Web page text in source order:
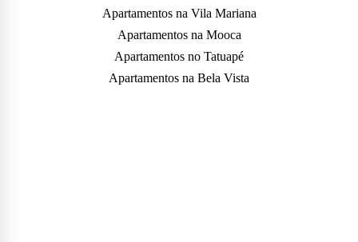
Apartamentos na Vila Mariana
Apartamentos na Mooca
Apartamentos no Tatuapé
Apartamentos na Bela Vista